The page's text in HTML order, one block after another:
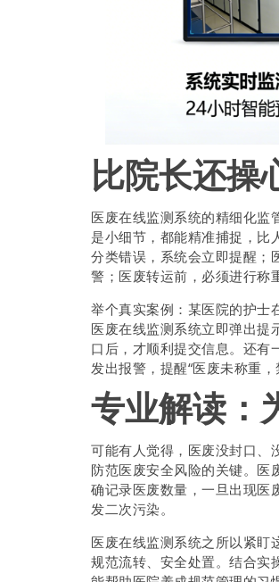
比院长还操
医废在线监测系统的精细化监
是小细节，都能精准捕捉，比
分类错误，系统会立即提醒；
警；医废转运前，必须进行称
举个真实案例：某医院的护士
医废在线监测系统立即弹出提
口后，才顺利提交信息。还有
发出报警，提醒“医废未称重，
专业解读：
可能有人觉得，医废没封口、
防范医废安全风险的关键。医
确记录医废数量，一旦出现医
发二次污染。
医废在线监测系统之所以紧盯
规范流转、安全处置。结合实